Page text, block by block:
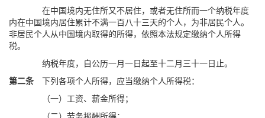
在中国境内无住所又不居住，或者无住所而一个纳税年度
内在中国境内居住累计不满一百八十三天的个人，为非居民个人。
非居民个人从中国境内取得的所得，依照本法规定缴纳个人所得
税。
纳税年度，自公历一月一日起至十二月三十一日止。
第二条 下列各项个人所得，应当缴纳个人所得税：
（一）工资、薪金所得；
（二）劳务报酬所得；